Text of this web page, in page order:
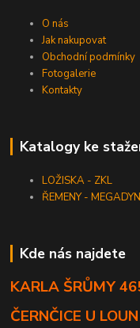
O nás
Jak nakupovat
Obchodní podmínky
Fotogalerie
Kontakty
Katalogy ke
LOŽISKA - ZKL
ŘEMENY -
Kde nás najdete
KARLA ŠRŮMY
ČERNČICE U